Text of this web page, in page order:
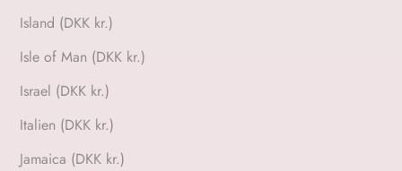
Island (DKK kr.)
Isle of Man (DKK kr.)
Israel (DKK kr.)
Italien (DKK kr.)
Jamaica (DKK kr.)